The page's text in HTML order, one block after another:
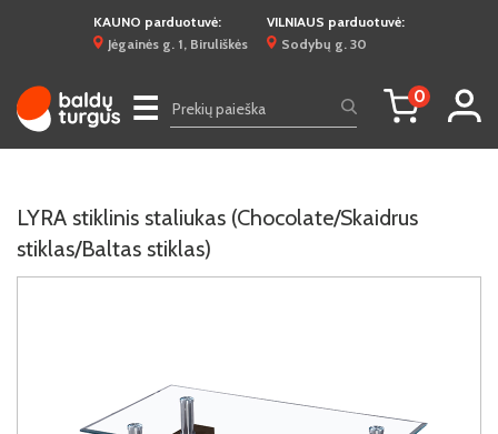
KAUNO parduotuvė:
Jėgainės g. 1, Biruliškės
VILNIAUS parduotuvė:
Sodybų g. 30
☰ 0
LYRA stiklinis staliukas (Chocolate/Skaidrus
stiklas/Baltas stiklas)